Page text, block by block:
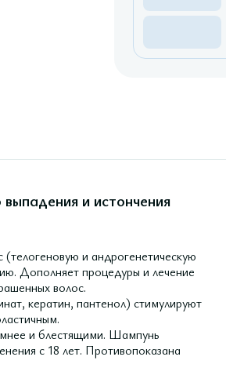
и истончения
и андрогенетическую
Дополняет процедуры и лечение
волос.
кератин, пантенол) стимулируют
и блестящими. Шампунь
с 18 лет. Противопоказана